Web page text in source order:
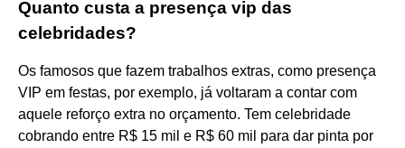
Quanto custa a presença vip das
celebridades?
Os famosos que fazem trabalhos extras, como presença
VIP em festas, por exemplo, já voltaram a contar com
aquele reforço extra no orçamento. Tem celebridade
cobrando entre R$ 15 mil e R$ 60 mil para dar pinta por